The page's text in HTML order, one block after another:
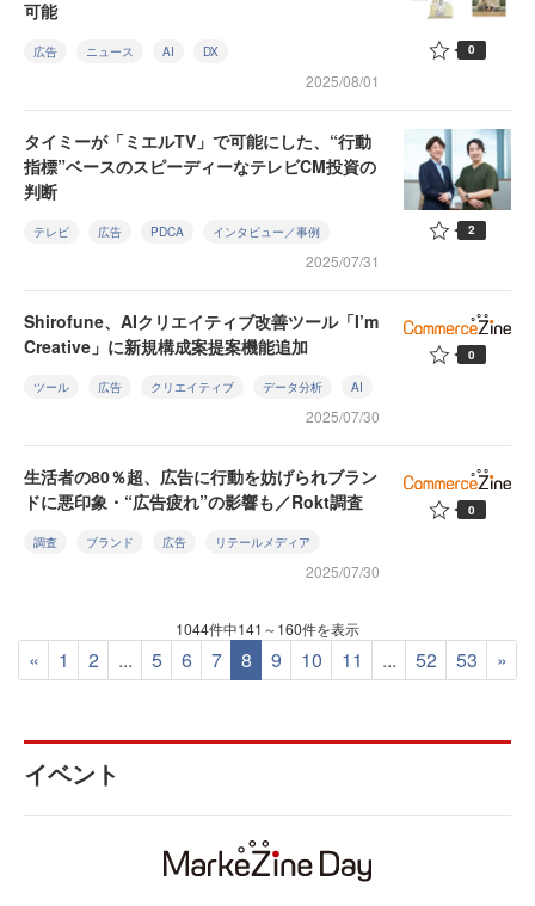
可能
広告 ニュース AI DX
2025/08/01
0
タイミーが「ミエルTV」で可能にした、“行動
指標”ベースのスピーディーなテレビCM投資の
判断
テレビ 広告 PDCA インタビュー／事例
2025/07/31
2
Shirofune、AIクリエイティブ改善ツール「I’m
Creative」に新規構成案提案機能追加
ツール 広告 クリエイティブ データ分析 AI
2025/07/30
0
生活者の80％超、広告に行動を妨げられブラン
ドに悪印象・“広告疲れ”の影響も／Rokt調査
調査 ブランド 広告 リテールメディア
2025/07/30
0
1044件中141～160件を表示
« 1 2 ... 5 6 7 8 9 10 11 ... 52 53 »
イベント